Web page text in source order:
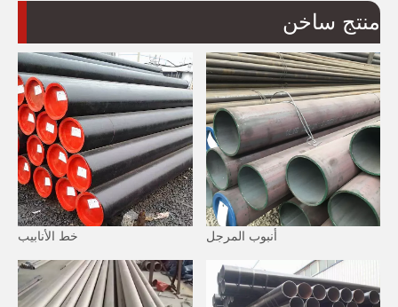
منتج ساخن
أنبوب المرجل خط الأنابيب